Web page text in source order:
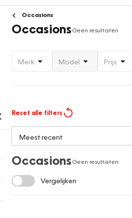
Occasions
OccasionsGeen resultaten
Merk Model Prijs
Reset alle filters
OccasionsGeen resultaten
Vergelijken